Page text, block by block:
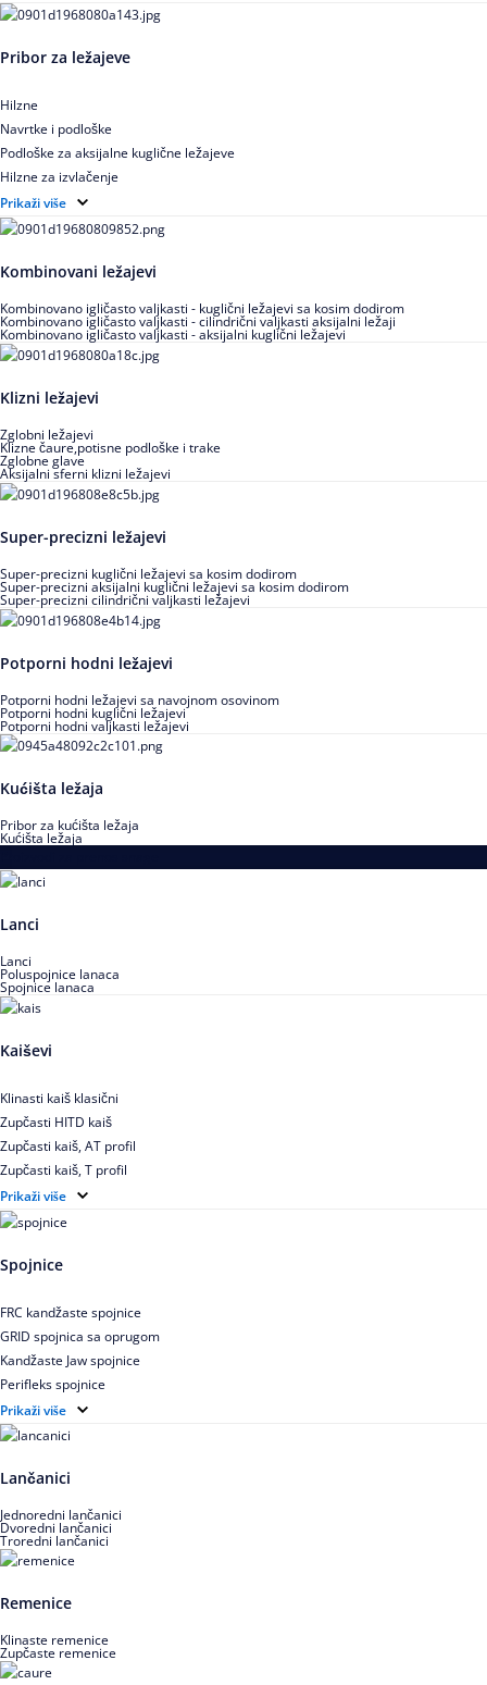
Ležajne jedinice sa valjkastim ležajevima
Pribor za ležajeve
Hilzne
Navrtke i podloške
Podloške za aksijalne kuglične ležajeve
Hilzne za izvlačenje
Ugaoni prstenovi za cilindrično valjkaste ležajeve
Prikaži više
Kombinovani ležajevi
Kombinovano igličasto valjkasti - kuglični ležajevi sa kosim dodirom
Kombinovano igličasto valjkasti - cilindrični valjkasti aksijalni ležaji
Kombinovano igličasto valjkasti - aksijalni kuglični ležajevi
Klizni ležajevi
Zglobni ležajevi
Klizne čaure,potisne podloške i trake
Zglobne glave
Aksijalni sferni klizni ležajevi
Super-precizni ležajevi
Super-precizni kuglični ležajevi sa kosim dodirom
Super-precizni aksijalni kuglični ležajevi sa kosim dodirom
Super-precizni cilindrični valjkasti ležajevi
Potporni hodni ležajevi
Potporni hodni ležajevi sa navojnom osovinom
Potporni hodni kuglični ležajevi
Potporni hodni valjkasti ležajevi
Kućišta ležaja
Pribor za kućišta ležaja
Kućišta ležaja
Lanci
Lanci
Poluspojnice lanaca
Spojnice lanaca
Kaiševi
Klinasti kaiš klasični
Zupčasti HITD kaiš
Zupčasti kaiš, AT profil
Zupčasti kaiš, T profil
Zupčasti kaiš XL
Zupčasti STD kaiš
Uskoprofilno klinasto remenje spojeno
Višekanalno remenje PJ,PK
Prikaži više
Spojnice
FRC kandžaste spojnice
GRID spojnica sa oprugom
Kandžaste Jaw spojnice
Perifleks spojnice
Univerzalne kardanske spojnice
Zupčaste spojnice
Prikaži više
Lančanici
Jednoredni lančanici
Dvoredni lančanici
Troredni lančanici
Remenice
Klinaste remenice
Zupčaste remenice